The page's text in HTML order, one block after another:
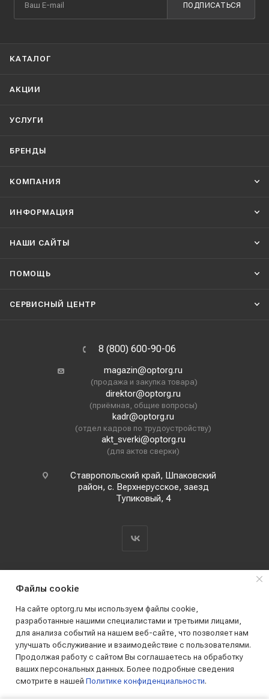
ПОДПИСАТЬСЯ
КАТАЛОГ
АКЦИИ
УСЛУГИ
БРЕНДЫ
КОМПАНИЯ
ИНФОРМАЦИЯ
НАШИ CАЙТЫ
ПОМОЩЬ
СЕРВИСНЫЙ ЦЕНТР
8 (800) 600-90-06
magazin@optorg.ru
(продажа и закупка товара)
direktor@optorg.ru
(приёмная, общие вопросы)
kadr@optorg.ru
(отдел кадров по трудоустройству)
akt_sverki@optorg.ru
(для актов сверки)
Ставропольский край, Шпаковский
район, с. Верхнерусское, заезд
Тупиковый, 4
2019 - 2026 © АО КПК "Ставропольстройопторг"
Все права защищены
Файлы cookie
На сайте optorg.ru мы используем файлы cookie,
разработанные нашими специалистами и третьими лицами,
для анализа событий на нашем веб-сайте, что позволяет нам
улучшать обслуживание и взаимодействие с пользователями.
Продолжая работу с сайтом Вы соглашаетесь на обработку
ваших персональных данных. Более подробные сведения
смотрите в нашей Политике конфиденциальности.